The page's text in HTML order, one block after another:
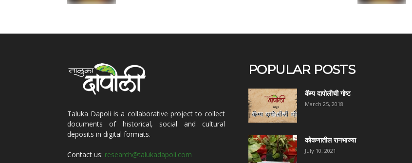
Taluka Dapoli is a collaborative project to collect
documents of historical, social and cultural
deposits in digital formats.
Contact us: research@talukadapoli.com
POPULAR POSTS
कॅम्प दापोलीची गोष्ट
March 25, 2018
कोकणातील रानभाज्या
July 10, 2021